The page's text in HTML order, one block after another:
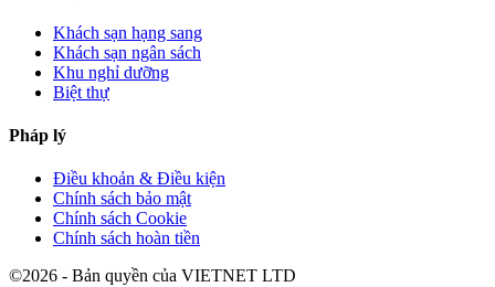
Khách sạn hạng sang
Khách sạn ngân sách
Khu nghỉ dưỡng
Biệt thự
Pháp lý
Điều khoản & Điều kiện
Chính sách bảo mật
Chính sách Cookie
Chính sách hoàn tiền
©2026 - Bản quyền của VIETNET LTD